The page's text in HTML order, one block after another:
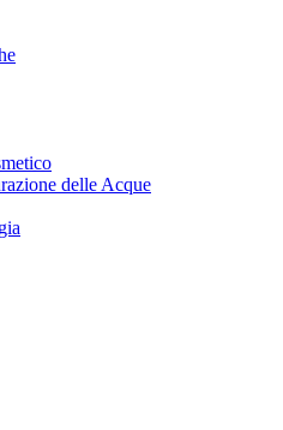
delle Acque